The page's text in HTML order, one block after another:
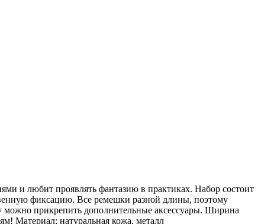
и любит проявлять фантазию в практиках. Набор состоит
фиксацию. Все ремешки разной длины, поэтому
можно прикрепить дополнительные аксессуары. Ширина
Материал: натуральная кожа, металл